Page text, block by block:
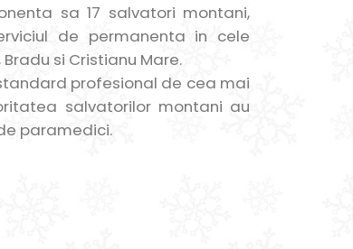
sa 17 salvatori montani,
de permanenta in cele
si Cristianu Mare.
profesional de cea mai
salvatorilor montani au
paramedici.